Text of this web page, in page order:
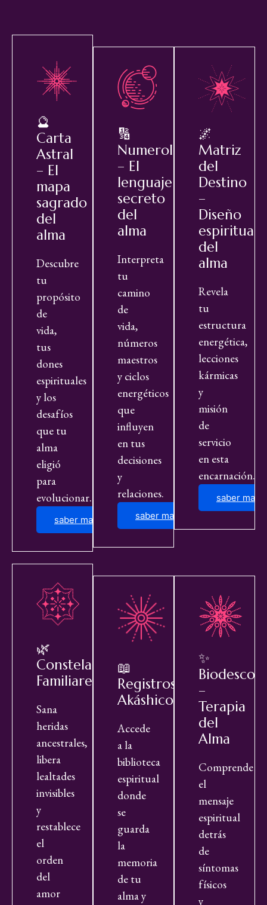
🔮
Carta
Astral
– El
mapa
sagrado
del
alma
Descubre
tu
propósito
de
vida,
tus
dones
espirituales
y los
desafíos
que tu
alma
eligió
para
evolucionar.
saber mas
🔢
Numerología
– El
lenguaje
secreto
del
alma
Interpreta
tu
camino
de
vida,
números
maestros
y ciclos
energéticos
que
influyen
en tus
decisiones
y
relaciones.
saber mas
🌌
Matriz
del
Destino
–
Diseño
espiritual
del
alma
Revela
tu
estructura
energética,
lecciones
kármicas
y
misión
de
servicio
en esta
encarnación.
saber mas
🌿
Constelaciones
Familiares
Sana
heridas
ancestrales,
libera
lealtades
invisibles
y
restablece
el
orden
del
amor
📖
Registros
Akáshicos
Accede
a la
biblioteca
espiritual
donde
se
guarda
la
memoria
de tu
alma y
✨
–
Terapia
del
Alma
Comprende
el
mensaje
espiritual
detrás
de
síntomas
físicos
y